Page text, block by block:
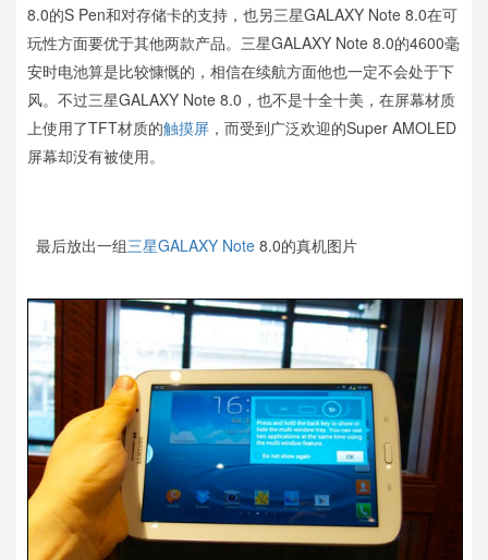
8.0的S Pen和对存储卡的支持，也另三星GALAXY Note 8.0在可
玩性方面要优于其他两款产品。三星GALAXY Note 8.0的4600毫
安时电池算是比较慷慨的，相信在续航方面他也一定不会处于下
风。不过三星GALAXY Note 8.0，也不是十全十美，在屏幕材质
上使用了TFT材质的触摸屏 ，而受到广泛欢迎的Super AMOLED
屏幕却没有被使用。
最后放出一组三星GALAXY Note 8.0的真机图片